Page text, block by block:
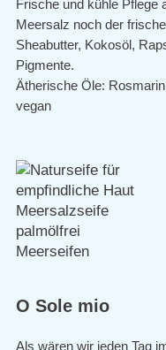
Frische und kühle
Meersalz noch der
Sheabutter, Kokosöl,
Pigmente.
Ätherische Öle:
vegan
O Sole mio
Als wären wir jeden Tag